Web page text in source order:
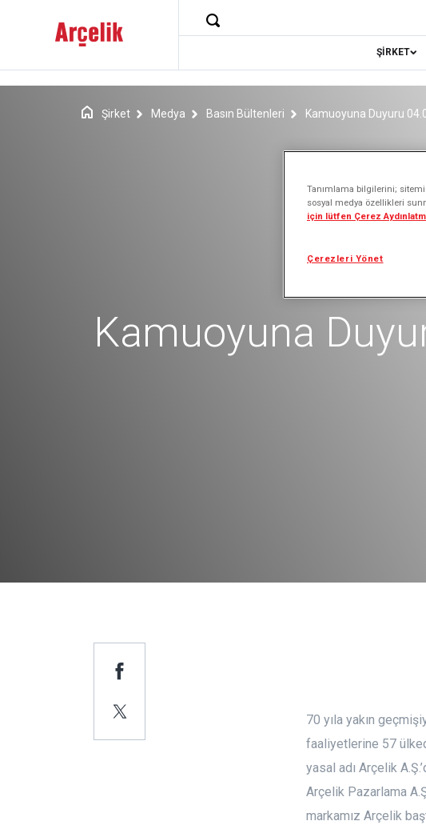
ŞİRKET
Şirket Medya Basın Bültenleri Kamuoyuna Duyuru
Kamuoyuna
70 yıla yakın
faaliyetlerine 57
yasal adı Arçelik
Arçelik Pazarlama
markamız Arçelik
Tanımlama bilgilerini;
sosyal medya özellikleri
için lütfen Çerez
Çerezleri Yönet